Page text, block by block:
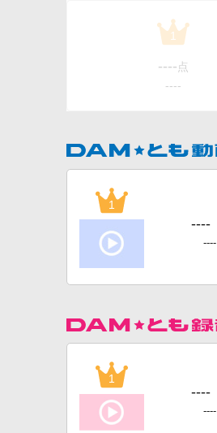
1
---- 点
----
1
----
----
1
----
----